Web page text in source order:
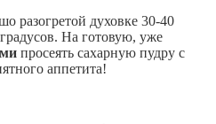
разогретой духовке 30-40
На готовую, уже
просеять сахарную пудру с
аппетита!